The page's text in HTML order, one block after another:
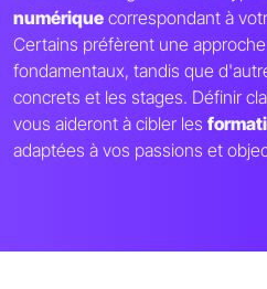
numérique correspondant à
Certains préfèrent une
fondamentaux, tandis que
concrets et les stages. Définir
vous aideront à cibler les
adaptées à vos passions et